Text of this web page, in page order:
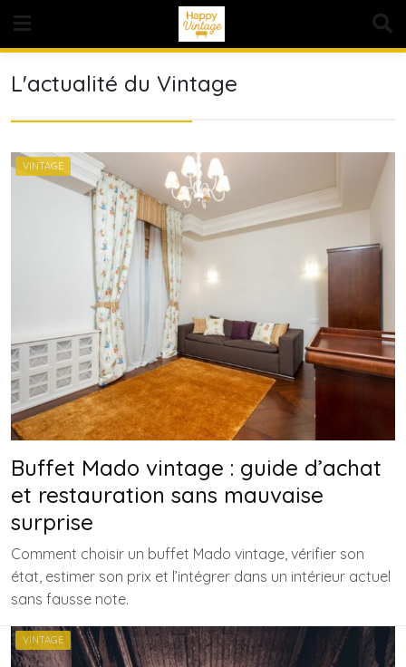
content
L'actualité du Vintage
VINTAGE
Buffet Mado vintage : guide d’achat
et restauration sans mauvaise
surprise
Comment choisir un buffet Mado vintage, vérifier son
état, estimer son prix et l’intégrer dans un intérieur actuel
sans fausse note.
VINTAGE